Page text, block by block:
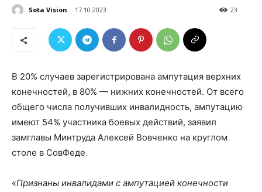
Sota Vision 17.10.2023 23
В 20% случаев зарегистрирована ампутация верхних
конечностей, в 80% — нижних конечностей. От всего
общего числа получивших инвалидность, ампутацию
имеют 54% участника боевых действий, заявил
замглавы Минтруда Алексей Вовченко на круглом
столе в СовФеде.
«Признаны инвалидами с ампутацией конечности